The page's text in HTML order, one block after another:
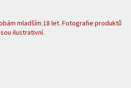
mladším 18 let. Fotografie produktů
ilustrativní.